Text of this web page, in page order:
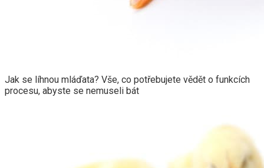
Jak se líhnou mláďata? Vše, co potřebujete vědět o funkcích
procesu, abyste se nemuseli bát